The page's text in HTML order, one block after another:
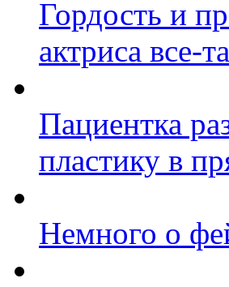
Гордость и
актриса все-
Пациентка
пластику в
Немного о